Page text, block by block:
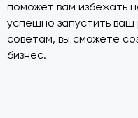
поможет вам избежать
успешно запустить
советам, вы сможете
бизнес.